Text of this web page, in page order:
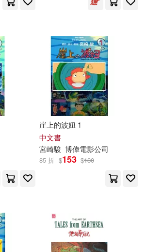
崖上的波妞 1
中文書
宮崎駿 博偉電影公司
85 折 $153 $180